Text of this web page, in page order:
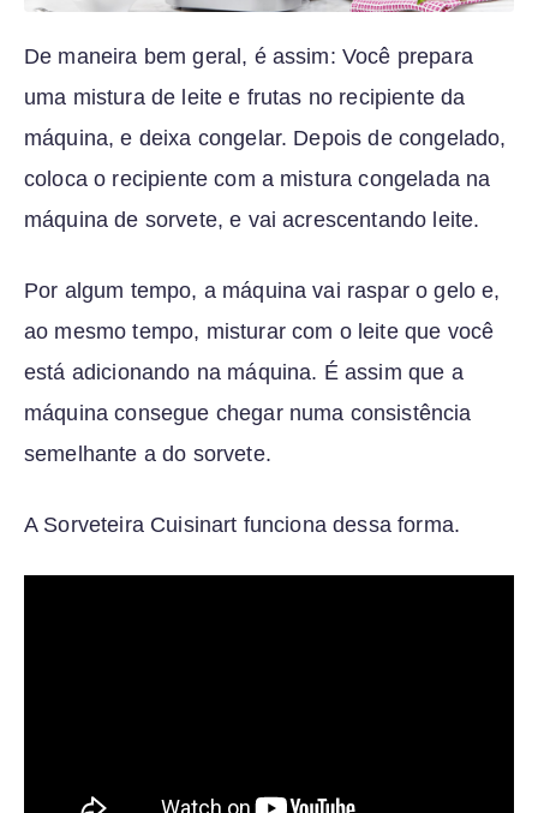
De maneira bem geral, é assim: Você prepara
uma mistura de leite e frutas no recipiente da
máquina, e deixa congelar. Depois de congelado,
coloca o recipiente com a mistura congelada na
máquina de sorvete, e vai acrescentando leite.
Por algum tempo, a máquina vai raspar o gelo e,
ao mesmo tempo, misturar com o leite que você
está adicionando na máquina. É assim que a
máquina consegue chegar numa consistência
semelhante a do sorvete.
A Sorveteira Cuisinart funciona dessa forma.